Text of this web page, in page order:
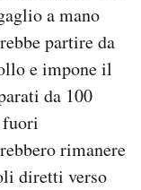
a mano
partire da
e impone il
da 100
rimanere
diretti verso